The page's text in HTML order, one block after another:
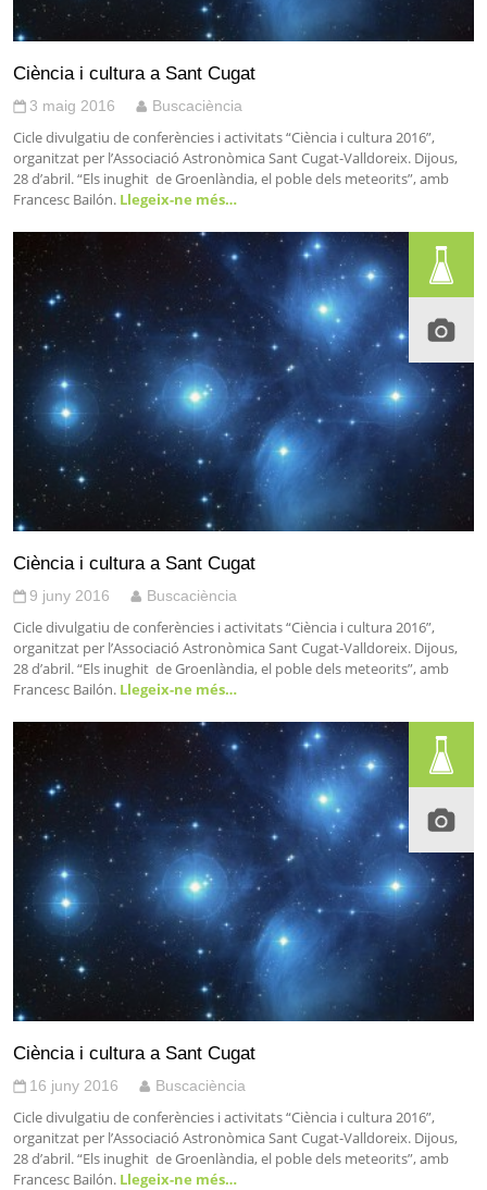
Ciència i cultura a Sant Cugat
3 maig 2016 Buscaciència
Cicle divulgatiu de conferències i activitats “Ciència i cultura 2016”,
organitzat per l’Associació Astronòmica Sant Cugat-Valldoreix. Dijous,
28 d’abril. “Els inughit de Groenlàndia, el poble dels meteorits”, amb
Francesc Bailón. Llegeix-ne més…
Ciència i cultura a Sant Cugat
9 juny 2016 Buscaciència
Cicle divulgatiu de conferències i activitats “Ciència i cultura 2016”,
organitzat per l’Associació Astronòmica Sant Cugat-Valldoreix. Dijous,
28 d’abril. “Els inughit de Groenlàndia, el poble dels meteorits”, amb
Francesc Bailón. Llegeix-ne més…
Ciència i cultura a Sant Cugat
16 juny 2016 Buscaciència
Cicle divulgatiu de conferències i activitats “Ciència i cultura 2016”,
organitzat per l’Associació Astronòmica Sant Cugat-Valldoreix. Dijous,
28 d’abril. “Els inughit de Groenlàndia, el poble dels meteorits”, amb
Francesc Bailón. Llegeix-ne més…